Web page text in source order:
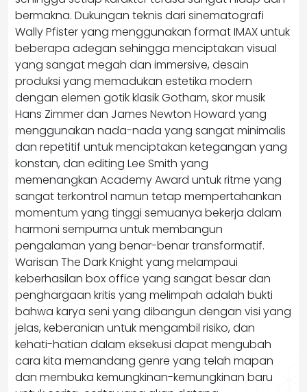
bermakna. Dukungan teknis dari sinematografi
Wally Pfister yang menggunakan format IMAX untuk
beberapa adegan sehingga menciptakan visual
yang sangat megah dan immersive, desain
produksi yang memadukan estetika modern
dengan elemen gotik klasik Gotham, skor musik
Hans Zimmer dan James Newton Howard yang
menggunakan nada-nada yang sangat minimalis
dan repetitif untuk menciptakan ketegangan yang
konstan, dan editing Lee Smith yang
memenangkan Academy Award untuk ritme yang
sangat terkontrol namun tetap mempertahankan
momentum yang tinggi semuanya bekerja dalam
harmoni sempurna untuk membangun
pengalaman yang benar-benar transformatif.
Warisan The Dark Knight yang melampaui
keberhasilan box office yang sangat besar dan
penghargaan kritis yang melimpah adalah bukti
bahwa karya seni yang dibangun dengan visi yang
jelas, keberanian untuk mengambil risiko, dan
kehati-hatian dalam eksekusi dapat mengubah
cara kita memandang genre yang telah mapan
dan membuka kemungkinan-kemungkinan baru